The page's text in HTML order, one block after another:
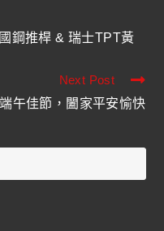
鋼推桿 & 瑞士TPT黃
Next Post
午佳節，闔家平安愉快